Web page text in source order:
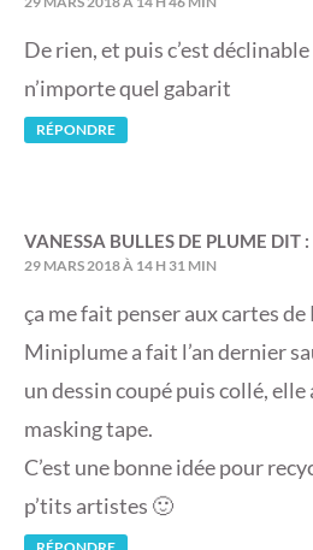
De rien, et puis c’est
n’importe quel gabarit
RÉPONDRE
VANESSA BULLES DE PLUME DIT :
29 MARS 2018 À 14 H 31 MIN
ça me fait penser aux cartes de
Miniplume a fait l’an dernier
un dessin coupé puis collé,
masking tape.
C’est une bonne idée pour
p’tits artistes 🙂